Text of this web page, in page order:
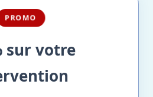
PROMO
sur votre